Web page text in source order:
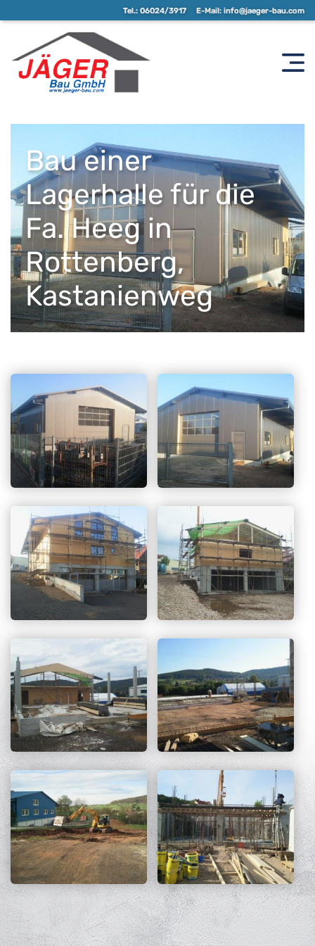
Tel.: 06024/3917 E-Mail: info@jaeger-bau.com
Bau einer
Lagerhalle für die
Fa. Heeg in
Rottenberg,
Kastanienweg